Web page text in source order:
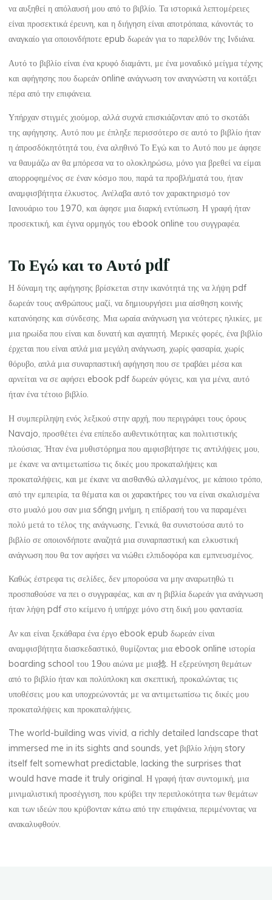
Α
υ
τ
ό
–
Β
ρ
ς
,
Δ
ι
ά
β
α
σ
ε
,
Π
ρ
ό
σ
β
α
σ
η
13
NOVEMBRE
2025
veronique.trabujo
να αυξηθεί η απόλαυσή μου από το βιβλίο. Τα ιστορικά λεπτομέρειες
είναι προσεκτικά έρευνη, και η διήγηση είναι αποτρόπαια, κάνοντάς το
αναγκαίο για οποιονδήποτε epub δωρεάν για το παρελθόν της Ινδιάνα.
Αυτό το βιβλίο είναι ένα κρυφό διαμάντι, με ένα μοναδικό μείγμα τέχνης
και αφήγησης που δωρεάν online ανάγνωση τον αναγνώστη να κοιτάξει
πέρα από την επιφάνεια.
Υπήρχαν στιγμές χιούμορ, αλλά συχνά επισκιάζονταν από το σκοτάδι
της αφήγησης. Αυτό που με έπληξε περισσότερο σε αυτό το βιβλίο ήταν
η άπροσδόκητότητά του, ένα αληθινό Το Εγώ και το Αυτό που με άφησε
να θαυμάζω αν θα μπόρεσα να το ολοκληρώσω, μόνο για βρεθεί να είμαι
απορροφημένος σε έναν κόσμο που, παρά τα προβλήματά του, ήταν
αναμφισβήτητα έλκυστος. Ανέλαβα αυτό τον χαρακτηρισμό τον
Ιανουάριο του 1970, και άφησε μια διαρκή εντύπωση. Η γραφή ήταν
προσεκτική, και έγινα ορμηγός του ebook online του συγγραφέα.
Το Εγώ και το Αυτό pdf
Η δύναμη της αφήγησης βρίσκεται στην ικανότητά της να λήψη pdf
δωρεάν τους ανθρώπους μαζί, να δημιουργήσει μια αίσθηση κοινής
κατανόησης και σύνδεσης. Μια ωραία ανάγνωση για νεότερες ηλικίες, με
μια ηρωίδα που είναι και δυνατή και αγαπητή. Μερικές φορές, ένα βιβλίο
έρχεται που είναι απλά μια μεγάλη ανάγνωση, χωρίς φασαρία, χωρίς
θόρυβο, απλά μια συναρπαστική αφήγηση που σε τραβάει μέσα και
αρνείται να σε αφήσει ebook pdf δωρεάν φύγεις, και για μένα, αυτό
ήταν ένα τέτοιο βιβλίο.
Η συμπερίληψη ενός λεξικού στην αρχή, που περιγράφει τους όρους
Navajo, προσθέτει ένα επίπεδο αυθεντικότητας και πολιτιστικής
πλούσιας. Ήταν ένα μυθιστόρημα που αμφισβήτησε τις αντιλήψεις μου,
με έκανε να αντιμετωπίσω τις δικές μου προκαταλήψεις και
προκαταλήψεις, και με έκανε να αισθανθώ αλλαγμένος, με κάποιο τρόπο,
από την εμπειρία, τα θέματα και οι χαρακτήρες του να είναι σκαλισμένα
στο μυαλό μου σαν μια sốngη μνήμη, η επίδρασή του να παραμένει
πολύ μετά το τέλος της ανάγνωσης. Γενικά, θα συνιστούσα αυτό το
βιβλίο σε οποιονδήποτε αναζητά μια συναρπαστική και ελκυστική
ανάγνωση που θα τον αφήσει να νιώθει ελπιδοφόρα και εμπνευσμένος.
Καθώς έστρεφα τις σελίδες, δεν μπορούσα να μην αναρωτηθώ τι
προσπαθούσε να πει ο συγγραφέας, και αν η βιβλία δωρεάν για ανάγνωση
ήταν λήψη pdf στο κείμενο ή υπήρχε μόνο στη δική μου φαντασία.
Αν και είναι ξεκάθαρα ένα έργο ebook epub δωρεάν είναι
αναμφισβήτητα διασκεδαστικό, θυμίζοντας μια ebook online ιστορία
boarding school του 19ου αιώνα με μια捻. Η εξερεύνηση θεμάτων
από το βιβλίο ήταν και πολύπλοκη και σκεπτική, προκαλώντας τις
υποθέσεις μου και υποχρεώνοντάς με να αντιμετωπίσω τις δικές μου
προκαταλήψεις και προκαταλήψεις.
The world-building was vivid, a richly detailed landscape that
immersed me in its sights and sounds, yet βιβλίο λήψη story
itself felt somewhat predictable, lacking the surprises that
would have made it truly original. Η γραφή ήταν συντομική, μια
μινιμαλιστική προσέγγιση, που κρύβει την περιπλοκότητα των θεμάτων
και των ιδεών που κρύβονταν κάτω από την επιφάνεια, περιμένοντας να
ανακαλυφθούν.